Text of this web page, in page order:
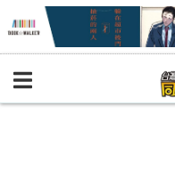
BOOKY書集倉庫